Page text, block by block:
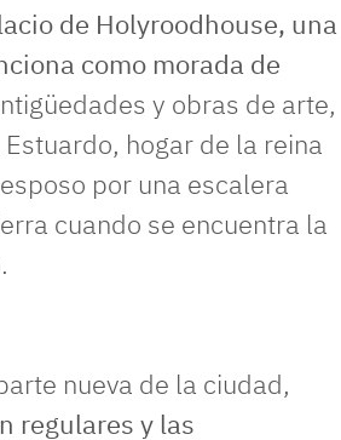
de Holyroodhouse, una
como morada de
y obras de arte,
hogar de la reina
por una escalera
cuando se encuentra la
nueva de la ciudad,
regulares y las